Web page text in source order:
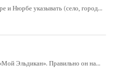
и Нюрбе указывать (село, город...
Эльдикан». Правильно он на...